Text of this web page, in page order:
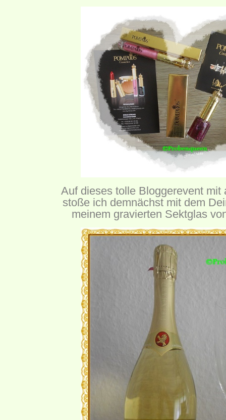
Auf dieses tolle Bloggerevent mit
stoße ich demnächst mit dem
meinem gravierten Sektglas